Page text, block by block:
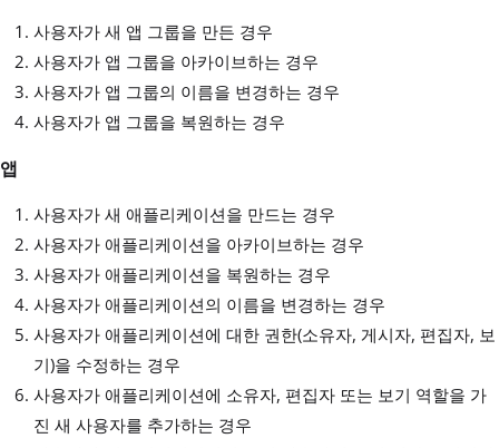
사용자가 새 앱 그룹을 만든 경우
사용자가 앱 그룹을 아카이브하는 경우
사용자가 앱 그룹의 이름을 변경하는 경우
사용자가 앱 그룹을 복원하는 경우
앱
사용자가 새 애플리케이션을 만드는 경우
사용자가 애플리케이션을 아카이브하는 경우
사용자가 애플리케이션을 복원하는 경우
사용자가 애플리케이션의 이름을 변경하는 경우
사용자가 애플리케이션에 대한 권한(소유자, 게시자, 편집자, 보
기)을 수정하는 경우
사용자가 애플리케이션에 소유자, 편집자 또는 보기 역할을 가
진 새 사용자를 추가하는 경우